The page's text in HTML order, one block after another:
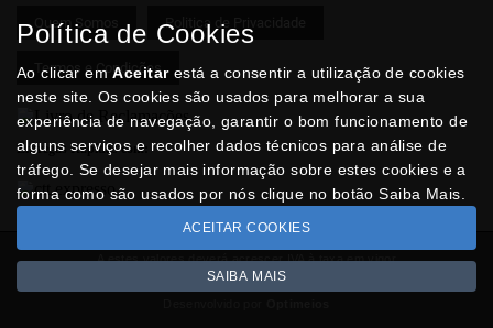
Quem Somos Politica de Privacidade
Termos e Condições
Entregas Rápidas com:
A estes valores deverá acrescer IVA à taxa em vigor
Copyright © BRINDESNET.com 2026
Política de Cookies
Ao clicar emAceitarestá a consentir a utilização de cookies
neste site. Os cookies são usados para melhorar a sua
experiência de navegação, garantir o bom funcionamento de
alguns serviços e recolher dados técnicos para análise de
tráfego. Se desejar mais informação sobre estes cookies e a
forma como são usados por nós clique no botão Saiba Mais.
ACEITAR COOKIES
SAIBA MAIS